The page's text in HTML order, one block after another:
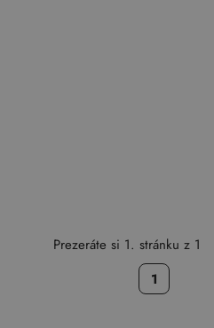
Prezeráte si 1. stránku z 1
1